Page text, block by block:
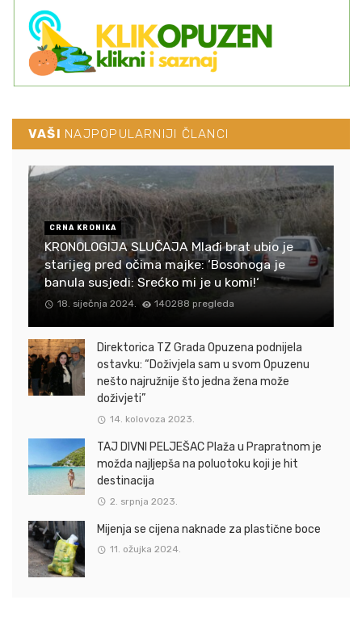
VAŠI NAJPOPULARNIJI ČLANCI
CRNA KRONIKA
KRONOLOGIJA SLUČAJA Mlađi brat ubio je
starijeg pred očima majke: ‘Bosonoga je
banula susjedi: Srećko mi je u komi!‘
18. siječnja 2024. 140288 pregleda
Direktorica TZ Grada Opuzena podnijela
ostavku: “Doživjela sam u svom Opuzenu
nešto najružnije što jedna žena može
doživjeti”
14. kolovoza 2023.
TAJ DIVNI PELJEŠAC Plaža u Prapratnom je
možda najljepša na poluotoku koji je hit
destinacija
2. srpnja 2023.
Mijenja se cijena naknade za plastične boce
11. ožujka 2024.